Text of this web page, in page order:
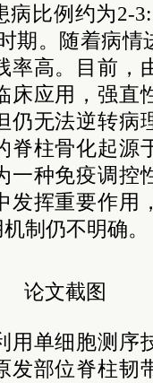
病比例约为2-
期。随着病
率高。目前，
床应用，强直
仍无法逆转病
脊柱骨化起源
一种免疫调控
发挥重要作用
制仍不明确。
论文截图
用单细胞测序
发部位脊柱韧